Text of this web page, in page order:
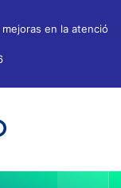
mejoras en la